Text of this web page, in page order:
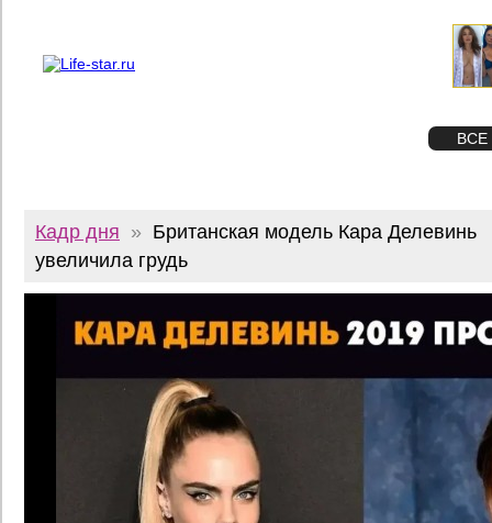
ВСЕ
Кадр дня » Британская модель Кара Делевинь
увеличила грудь